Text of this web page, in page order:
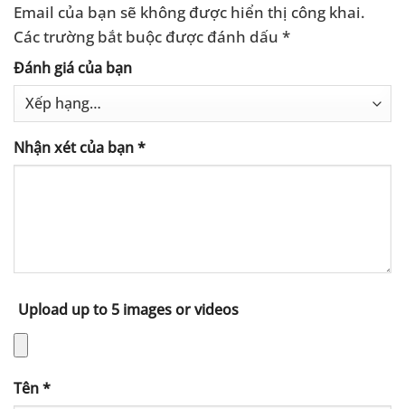
Email của bạn sẽ không được hiển thị công khai.
Các trường bắt buộc được đánh dấu *
Đánh giá của bạn
Nhận xét của bạn*
Upload up to 5 images or videos
Tên*